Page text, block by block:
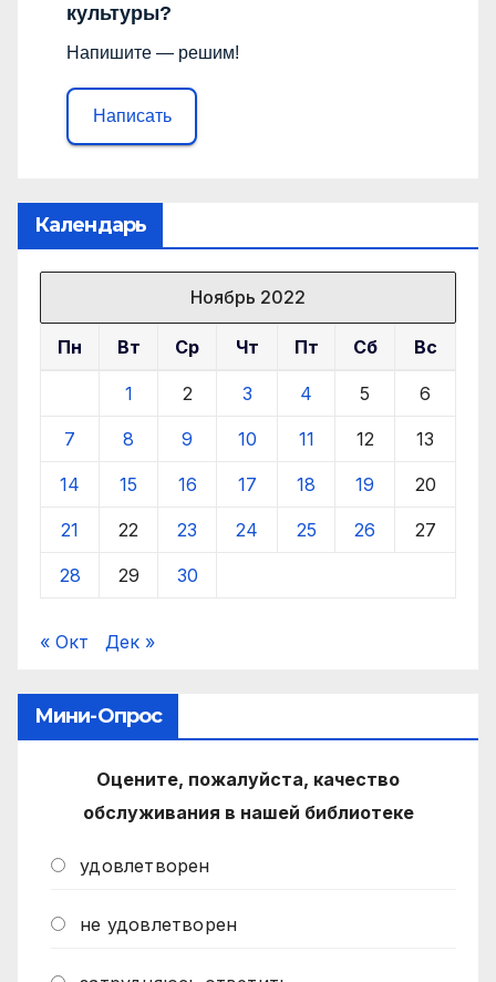
культуры?
Напишите — решим!
Написать
Календарь
Ноябрь 2022
Пн Вт Ср Чт Пт Сб Вс
1 2 3 4 5 6
7 8 9 10 11 12 13
14 15 16 17 18 19 20
21 22 23 24 25 26 27
28 29 30
« Окт Дек »
Мини-Опрос
Оцените, пожалуйста, качество
обслуживания в нашей библиотеке
удовлетворен
не удовлетворен